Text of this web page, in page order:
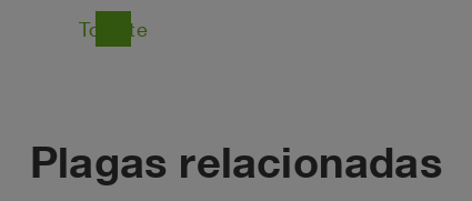
Tomate
Plagas relacionadas